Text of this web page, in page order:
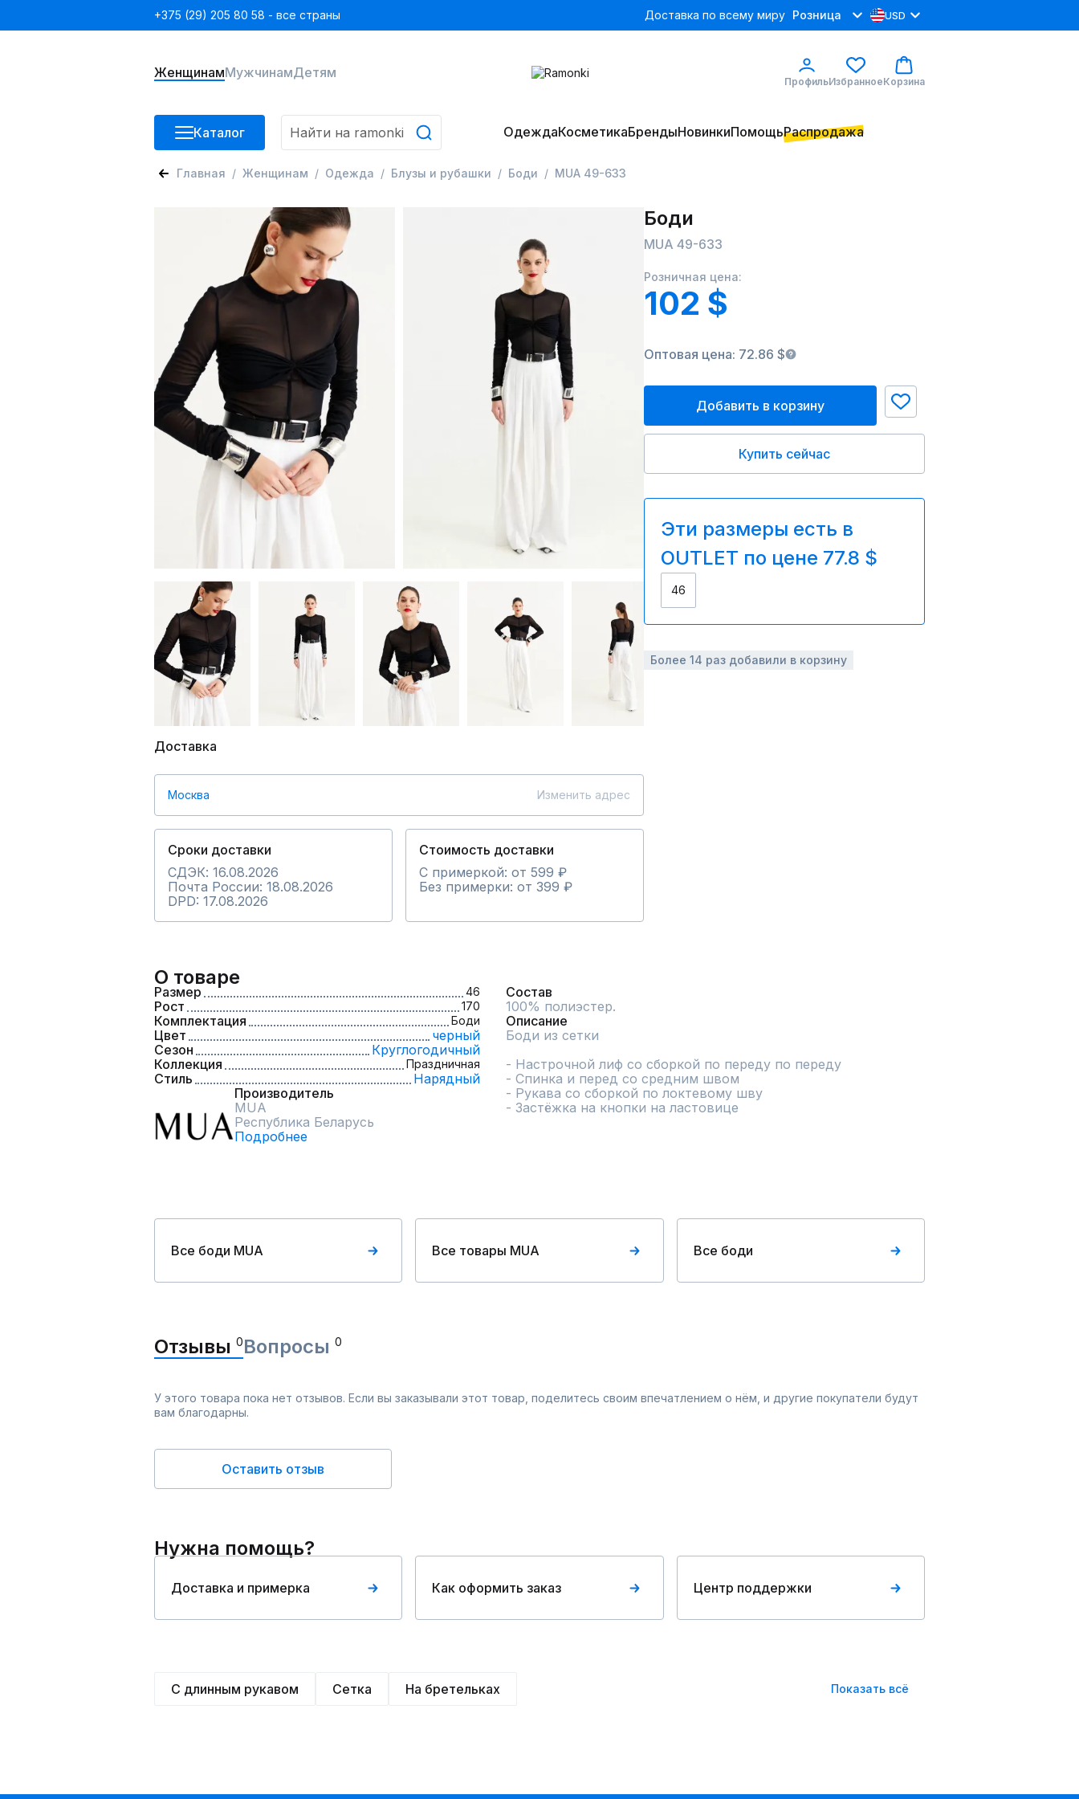
+375 (29) 205 80 58 - все страны Доставка по всему миру Розница USD
ЖенщинамМужчинамДетям
ПрофильИзбранноеКорзина
Каталог ОдеждаКосметикаБрендыНовинкиПомощьРаспродажа
Главная Женщинам Одежда Блузы и рубашки Боди MUA 49-633
Доставка
Москва Изменить адрес
Сроки доставки
СДЭК: 16.08.2026
Почта России: 18.08.2026
DPD: 17.08.2026
Стоимость доставки
С примеркой: от 599 ₽
Без примерки: от 399 ₽
Боди
MUA 49-633
Розничная цена:
102 $
Оптовая цена: 72.86 $
Добавить в корзину
Купить сейчас
Эти размеры есть в
OUTLET по цене 77.8 $
46
Более 14 раз добавили в корзину
О товаре
Размер 46
Рост 170
Комплектация Боди
Цвет
черный
Сезон
Круглогодичный
Коллекция
Праздничная
Стиль
Нарядный
Производитель
MUA
Республика Беларусь
Подробнее
Состав
100% полиэстер.
Описание
Боди из сетки
- Настрочной лиф со сборкой по переду по переду
- Спинка и перед со средним швом
- Рукава со сборкой по локтевому шву
- Застёжка на кнопки на ластовице
Все боди MUA Все товары MUA Все боди
Отзывы 0Вопросы 0
У этого товара пока нет отзывов. Если вы заказывали этот товар, поделитесь своим впечатлением о нём, и другие покупатели будут
вам благодарны.
Оставить отзыв
Нужна помощь?
Доставка и примерка Как оформить заказ Центр поддержки
С длинным рукавом Сетка На бретельках Показать всё